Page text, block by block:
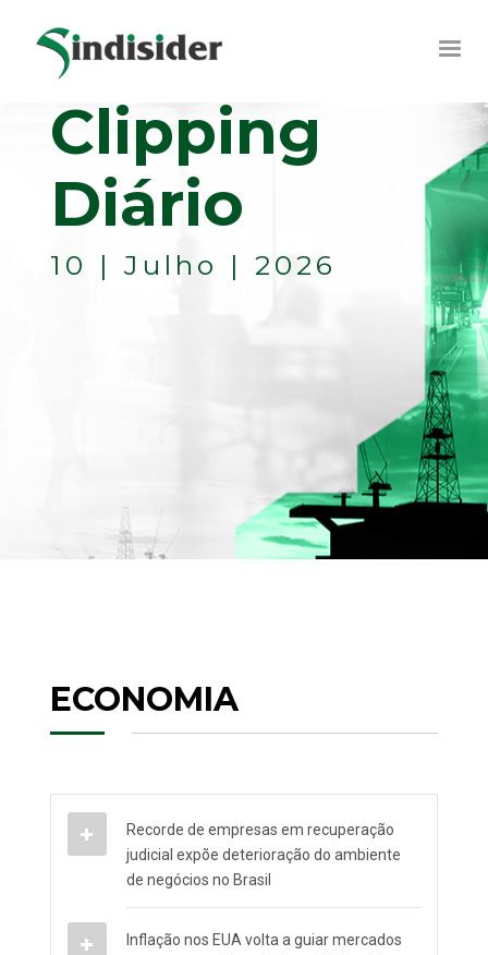
Clipping
Diário
10 | Julho | 2026
ECONOMIA
Recorde de empresas em recuperação
judicial expõe deterioração do ambiente
de negócios no Brasil
Inflação nos EUA volta a guiar mercados